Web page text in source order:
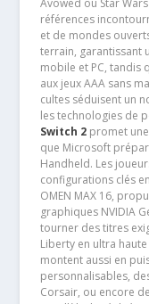
Avowed ou Star
références
et de mondes
terrain, garantissant
mobile et PC, tandis
aux jeux AAA sans
cultes séduisent un
les technologies de
Switch 2promet une
que Microsoft
Handheld. Les
configurations clés
OMEN MAX 16,
graphiques NVIDIA
tourner des titres
Liberty en ultra
montent aussi en
personnalisables,
Corsair, ou encore